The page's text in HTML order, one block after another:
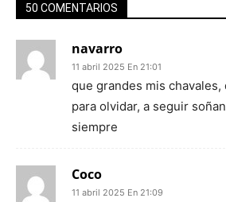
50 COMENTARIOS
navarro
11 abril 2025 En 21:01
que grandes mis chavales,
para olvidar, a seguir
siempre
Coco
11 abril 2025 En 21:09